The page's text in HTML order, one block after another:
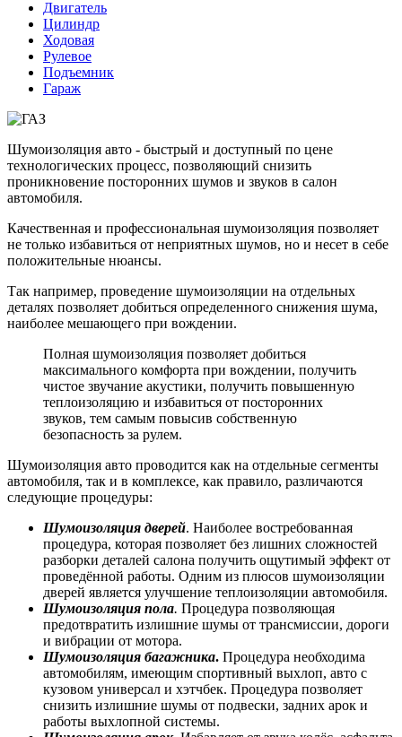
Двигатель
Цилиндр
Ходовая
Рулевое
Подъемник
Гараж
Шумоизоляция авто - быстрый и доступный по цене
технологических процесс, позволяющий снизить
проникновение посторонних шумов и звуков в салон
автомобиля.
Качественная и профессиональная шумоизоляция позволяет
не только избавиться от неприятных шумов, но и несет в себе
положительные нюансы.
Так например, проведение шумоизоляции на отдельных
деталях позволяет добиться определенного снижения шума,
наиболее мешающего при вождении.
Полная шумоизоляция позволяет добиться
максимального комфорта при вождении, получить
чистое звучание акустики, получить повышенную
теплоизоляцию и избавиться от посторонних
звуков, тем самым повысив собственную
безопасность за рулем.
Шумоизоляция авто проводится как на отдельные сегменты
автомобиля, так и в комплексе, как правило, различаются
следующие процедуры:
Шумоизоляция дверей. Наиболее востребованная
процедура, которая позволяет без лишних сложностей
разборки деталей салона получить ощутимый эффект от
проведённой работы. Одним из плюсов шумоизоляции
дверей является улучшение теплоизоляции автомобиля.
Шумоизоляция пола. Процедура позволяющая
предотвратить излишние шумы от трансмиссии, дороги
и вибрации от мотора.
Шумоизоляция багажника. Процедура необходима
автомобилям, имеющим спортивный выхлоп, авто с
кузовом универсал и хэтчбек. Процедура позволяет
снизить излишние шумы от подвески, задних арок и
работы выхлопной системы.